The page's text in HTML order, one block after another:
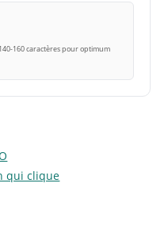
160 caractères pour optimum
qui clique